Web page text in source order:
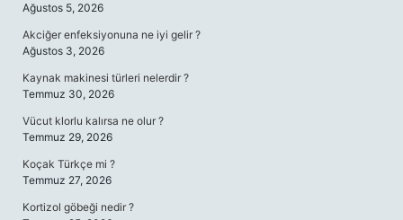
Ağustos 5, 2026
Akciğer enfeksiyonuna ne iyi gelir ?
Ağustos 3, 2026
Kaynak makinesi türleri nelerdir ?
Temmuz 30, 2026
Vücut klorlu kalırsa ne olur ?
Temmuz 29, 2026
Koçak Türkçe mi ?
Temmuz 27, 2026
Kortizol göbeği nedir ?